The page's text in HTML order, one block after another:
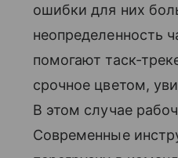
ошибки для них
неопределенность
помогают таск-
срочное цветом,
В этом случае
Современные